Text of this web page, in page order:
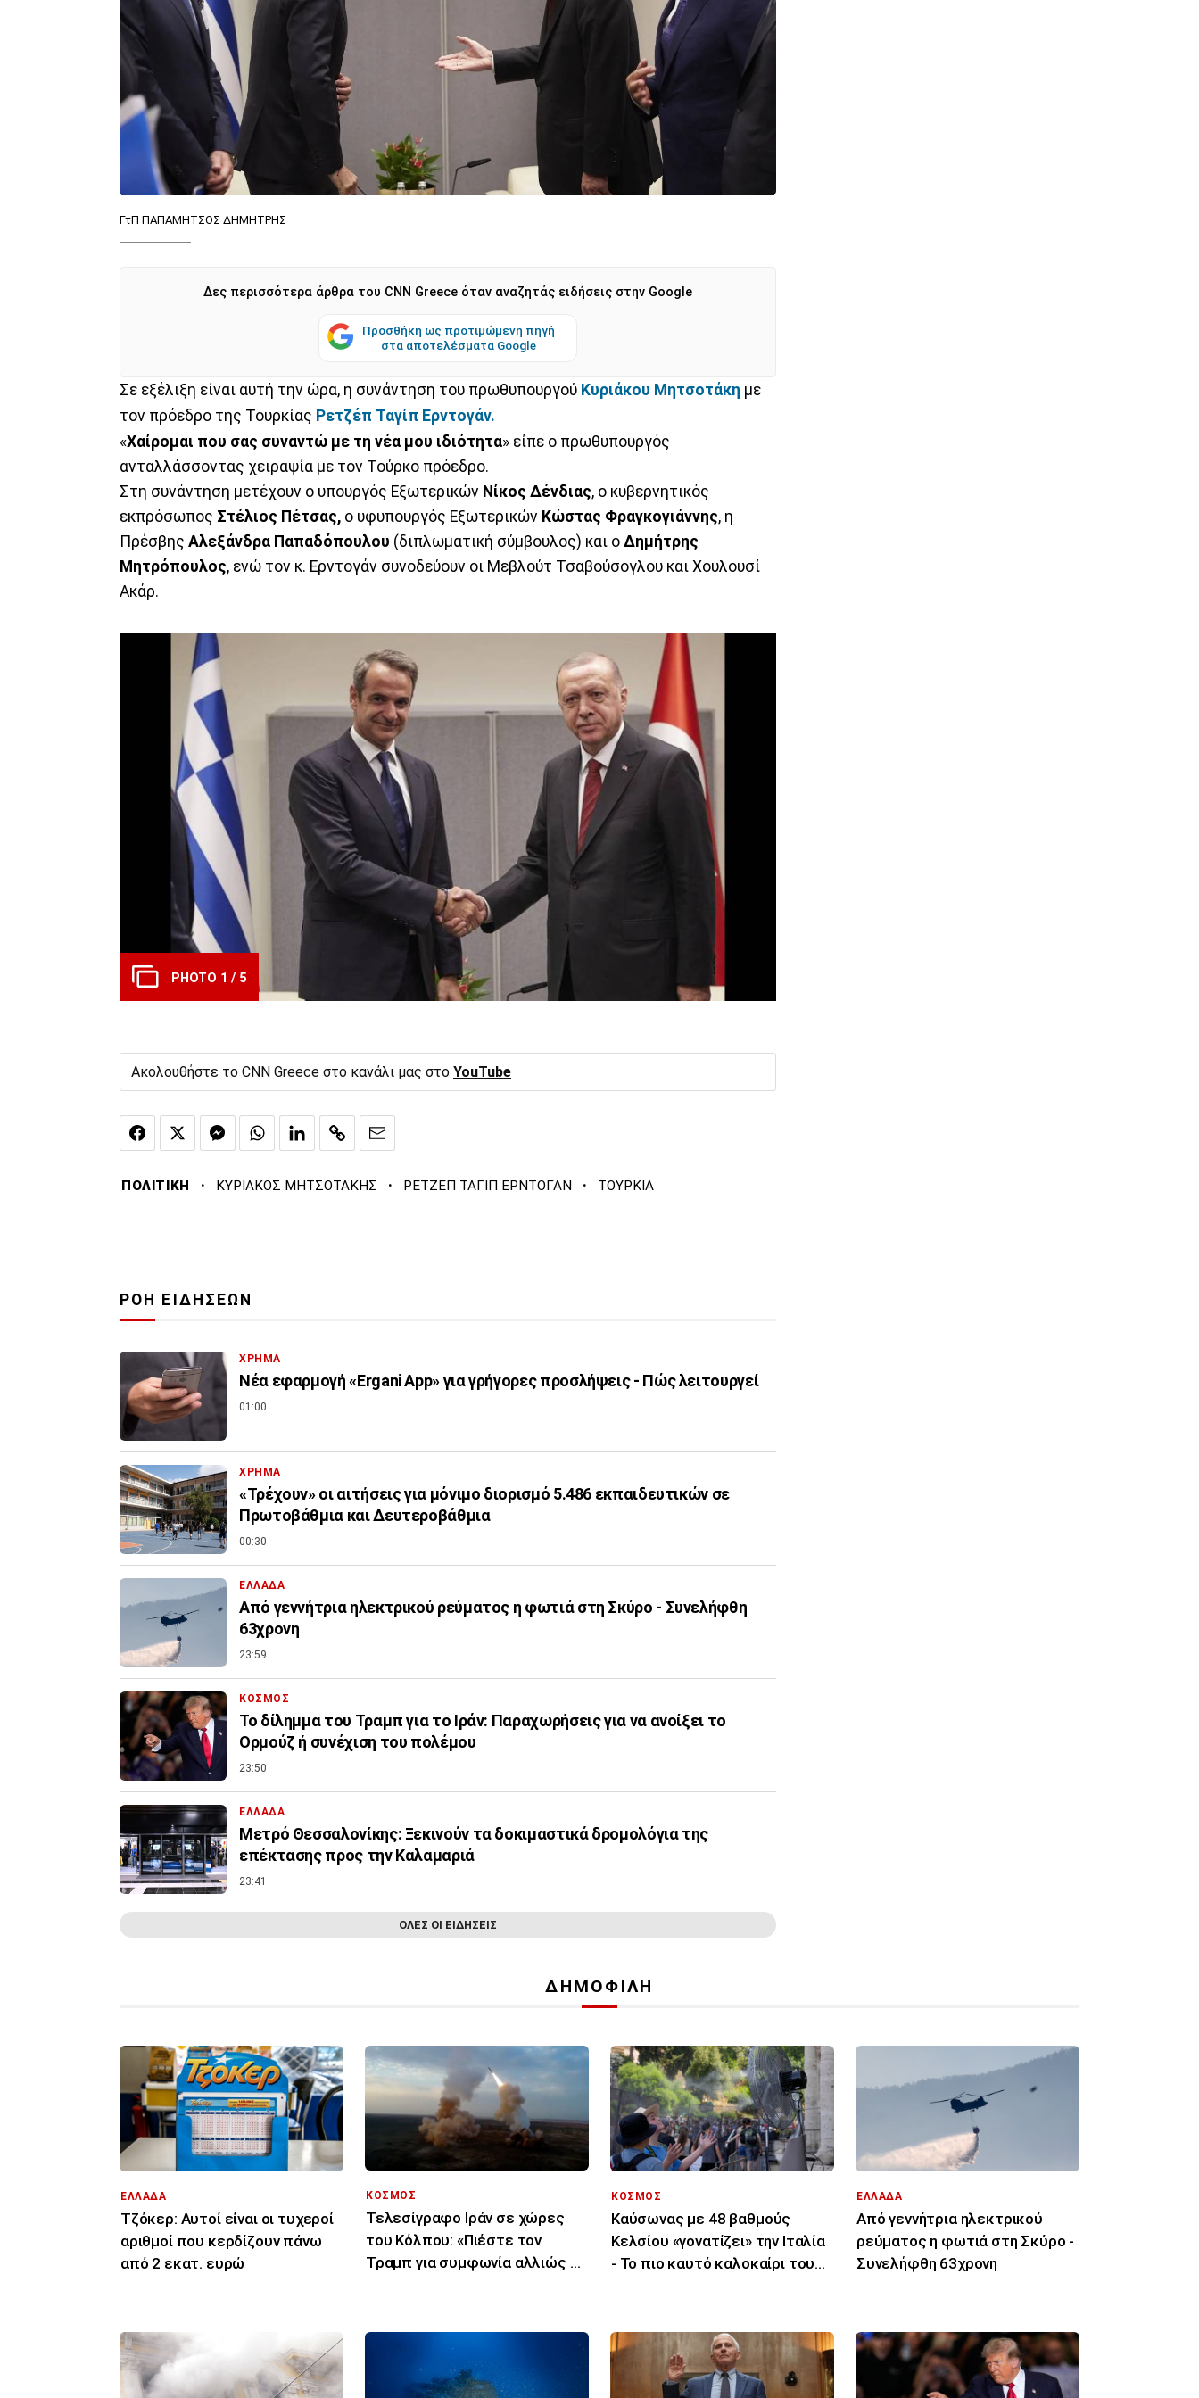
ΓτΠ ΠΑΠΑΜΗΤΣΟΣ ΔΗΜΗΤΡΗΣ
Δες περισσότερα άρθρα του CNN Greece όταν αναζητάς ειδήσεις στην Google
Προσθήκη ως προτιμώμενη πηγή
στα αποτελέσματα Google
Σε εξέλιξη είναι αυτή την ώρα, η συνάντηση του πρωθυπουργού Κυριάκου Μητσοτάκη με
τον πρόεδρο της Τουρκίας Ρετζέπ Ταγίπ Ερντογάν.
«Χαίρομαι που σας συναντώ με τη νέα μου ιδιότητα» είπε ο πρωθυπουργός
ανταλλάσσοντας χειραψία με τον Τούρκο πρόεδρο.
Στη συνάντηση μετέχουν ο υπουργός Εξωτερικών Νίκος Δένδιας, ο κυβερνητικός
εκπρόσωπος Στέλιος Πέτσας, ο υφυπουργός Εξωτερικών Κώστας Φραγκογιάννης, η
Πρέσβης Αλεξάνδρα Παπαδόπουλου (διπλωματική σύμβουλος) και ο Δημήτρης
Μητρόπουλος, ενώ τον κ. Ερντογάν συνοδεύουν οι Μεβλούτ Τσαβούσογλου και Χουλουσί
Ακάρ.
PHOTO 1 / 5
Ακολουθήστε το CNN Greece στο κανάλι μας στο YouTube
ΠΟΛΙΤΙΚΗ · ΚΥΡΙΑΚΟΣ ΜΗΤΣΟΤΑΚΗΣ · ΡΕΤΖΕΠ ΤΑΓΙΠ ΕΡΝΤΟΓΑΝ · ΤΟΥΡΚΙΑ
ΡΟΗ ΕΙΔΗΣΕΩΝ
ΧΡΗΜΑ
Νέα εφαρμογή «Ergani App» για γρήγορες προσλήψεις - Πώς λειτουργεί
01:00
ΧΡΗΜΑ
«Τρέχουν» οι αιτήσεις για μόνιμο διορισμό 5.486 εκπαιδευτικών σε
Πρωτοβάθμια και Δευτεροβάθμια
00:30
ΕΛΛΑΔΑ
Από γεννήτρια ηλεκτρικού ρεύματος η φωτιά στη Σκύρο - Συνελήφθη
63χρονη
23:59
ΚΟΣΜΟΣ
Το δίλημμα του Τραμπ για το Ιράν: Παραχωρήσεις για να ανοίξει το
Ορμούζ ή συνέχιση του πολέμου
23:50
ΕΛΛΑΔΑ
Μετρό Θεσσαλονίκης: Ξεκινούν τα δοκιμαστικά δρομολόγια της
επέκτασης προς την Καλαμαριά
23:41
ΟΛΕΣ ΟΙ ΕΙΔΗΣΕΙΣ
ΔΗΜΟΦΙΛΗ
ΕΛΛΑΔΑ
Τζόκερ: Αυτοί είναι οι τυχεροί
αριθμοί που κερδίζουν πάνω
από 2 εκατ. ευρώ
ΚΟΣΜΟΣ
Τελεσίγραφο Ιράν σε χώρες
του Κόλπου: «Πιέστε τον
Τραμπ για συμφωνία αλλιώς θα
ΚΟΣΜΟΣ
Καύσωνας με 48 βαθμούς
Κελσίου «γονατίζει» την Ιταλία
- Το πιο καυτό καλοκαίρι του
ΕΛΛΑΔΑ
Από γεννήτρια ηλεκτρικού
ρεύματος η φωτιά στη Σκύρο -
Συνελήφθη 63χρονη